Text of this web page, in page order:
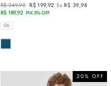
Preço
normal
R$ 249,90 Preço
promocional
R$ 199,92 5xR$ 39,98
R$ 189,92 PIX 5% OFF
TAMANHOS
06
COR
20% OFF